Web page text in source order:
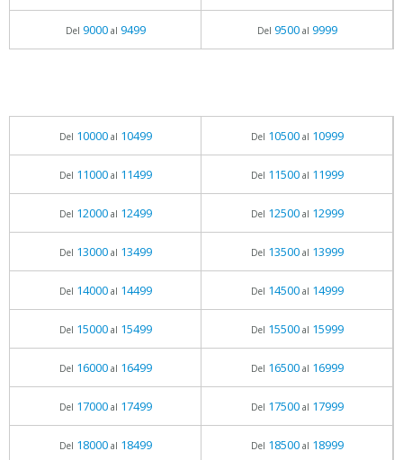
Del 9000al 9499 Del 9500al 9999
Del 10000al 10499 Del 10500al 10999
Del 11000al 11499 Del 11500al 11999
Del 12000al 12499 Del 12500al 12999
Del 13000al 13499 Del 13500al 13999
Del 14000al 14499 Del 14500al 14999
Del 15000al 15499 Del 15500al 15999
Del 16000al 16499 Del 16500al 16999
Del 17000al 17499 Del 17500al 17999
Del 18000al 18499 Del 18500al 18999